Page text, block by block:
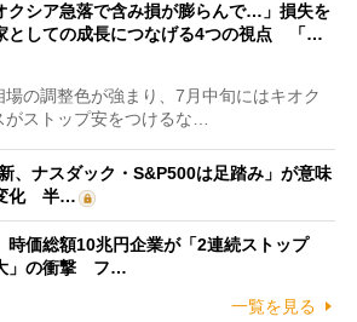
クシア急落で含み損が膨らんで…」損失を
としての成長につなげる4つの視点 「…
の調整色が強まり、7月中旬にはキオク
がストップ安をつけるな…
、ナスダック・S&P500は足踏み」が意味
化 半…
時価総額10兆円企業が「2連続ストップ
」の衝撃 フ…
一覧を見る